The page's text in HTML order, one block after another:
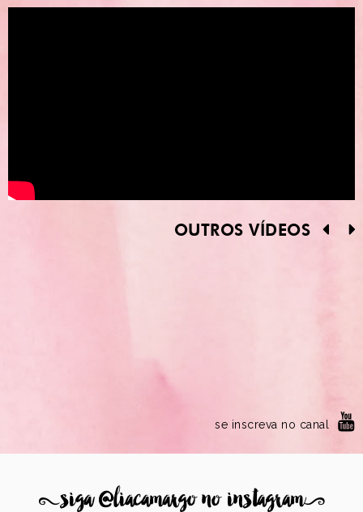
OUTROS VÍDEOS
se inscreva no canal
8siga @liacamargo no instagram9